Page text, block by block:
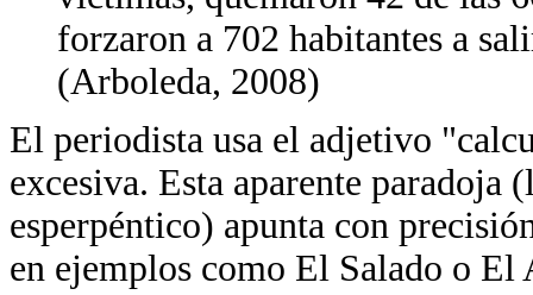
forzaron a 702 habitantes a
(Arboleda, 2008)
El periodista usa el adjetivo
excesiva. Esta aparente
esperpéntico) apunta con
en ejemplos como El Salado o El